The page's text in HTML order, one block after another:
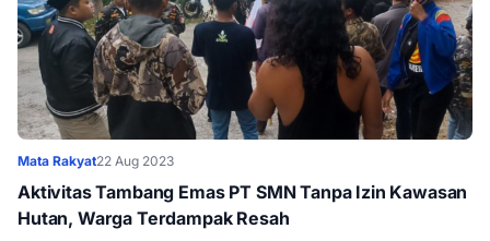
Mata Rakyat22 Aug 2023
Aktivitas Tambang Emas PT SMN Tanpa Izin Kawasan
Hutan, Warga Terdampak Resah